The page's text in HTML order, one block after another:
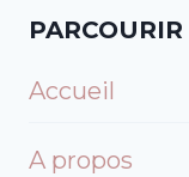
PARCOURIR
Accueil
A propos